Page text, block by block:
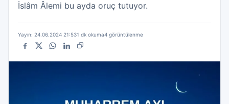
İslâm Âlemi bu ayda oruç tutuyor.
Yayın: 24.06.2024 21:531 dk okuma4 görüntülenme
Facebook
X WhatsApp
LinkedInBağlantıyı kopyala